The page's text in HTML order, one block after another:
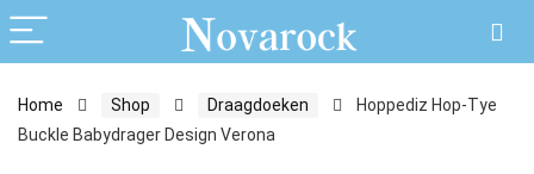
Home Shop Draagdoeken
Hoppediz Hop-Tye
Buckle Babydrager Design Verona